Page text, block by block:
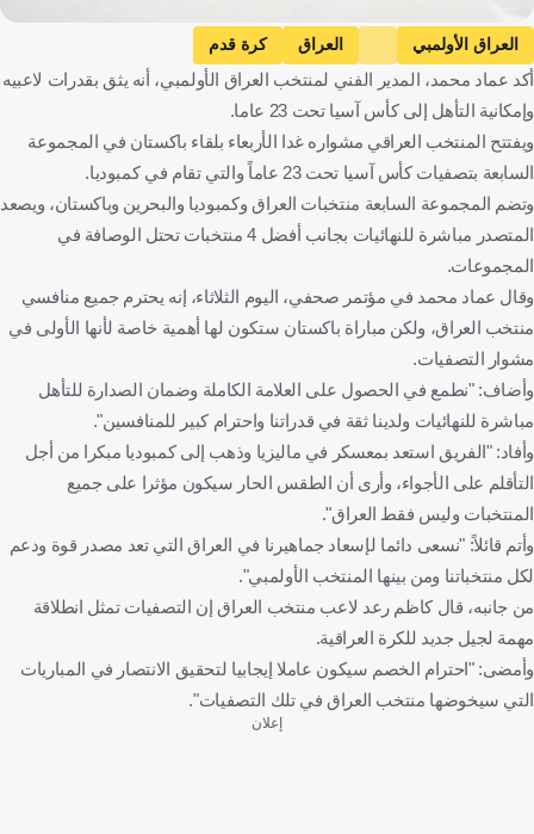
العراق الأولمبي العراق كرة قدم
أكد عماد محمد، المدير الفني لمنتخب العراق الأولمبي، أنه يثق بقدرات لاعبيه
وإمكانية التأهل إلى كأس آسيا تحت 23 عاما.
ويفتتح المنتخب العراقي مشواره غدا الأربعاء بلقاء باكستان في المجموعة
السابعة بتصفيات كأس آسيا تحت 23 عاماً والتي تقام في كمبوديا.
وتضم المجموعة السابعة منتخبات العراق وكمبوديا والبحرين وباكستان، ويصعد
المتصدر مباشرة للنهائيات بجانب أفضل 4 منتخبات تحتل الوصافة في
المجموعات.
وقال عماد محمد في مؤتمر صحفي، اليوم الثلاثاء، إنه يحترم جميع منافسي
منتخب العراق، ولكن مباراة باكستان ستكون لها أهمية خاصة لأنها الأولى في
مشوار التصفيات.
وأضاف: "نطمع في الحصول على العلامة الكاملة وضمان الصدارة للتأهل
مباشرة للنهائيات ولدينا ثقة في قدراتنا واحترام كبير للمنافسين".
وأفاد: "الفريق استعد بمعسكر في ماليزيا وذهب إلى كمبوديا مبكرا من أجل
التأقلم على الأجواء، وأرى أن الطقس الحار سيكون مؤثرا على جميع
المنتخبات وليس فقط العراق".
وأتم قائلاً: "نسعى دائما لإسعاد جماهيرنا في العراق التي تعد مصدر قوة ودعم
لكل منتخباتنا ومن بينها المنتخب الأولمبي".
من جانبه، قال كاظم رعد لاعب منتخب العراق إن التصفيات تمثل انطلاقة
مهمة لجيل جديد للكرة العراقية.
وأمضى: "احترام الخصم سيكون عاملا إيجابيا لتحقيق الانتصار في المباريات
التي سيخوضها منتخب العراق في تلك التصفيات".
إعلان